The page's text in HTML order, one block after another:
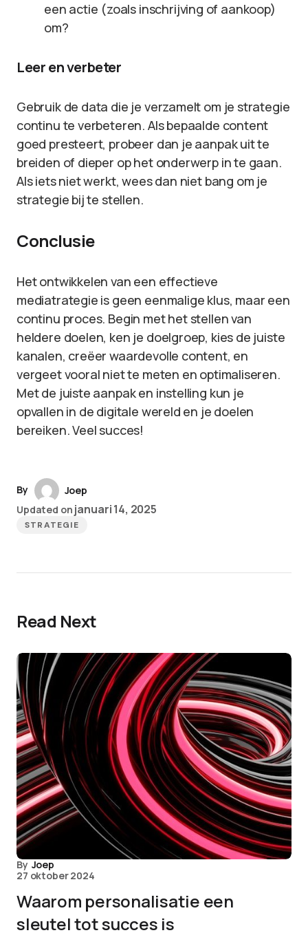
een actie (zoals inschrijving of aankoop)
om?
Leer en verbeter
Gebruik de data die je verzamelt om je strategie
continu te verbeteren. Als bepaalde content
goed presteert, probeer dan je aanpak uit te
breiden of dieper op het onderwerp in te gaan.
Als iets niet werkt, wees dan niet bang om je
strategie bij te stellen.
Conclusie
Het ontwikkelen van een effectieve
mediatrategie is geen eenmalige klus, maar een
continu proces. Begin met het stellen van
heldere doelen, ken je doelgroep, kies de juiste
kanalen, creëer waardevolle content, en
vergeet vooral niet te meten en optimaliseren.
Met de juiste aanpak en instelling kun je
opvallen in de digitale wereld en je doelen
bereiken. Veel succes!
By
Joep
Updated on januari 14, 2025
STRATEGIE
Read Next
By Joep
27 oktober 2024
Waarom personalisatie een
sleutel tot succes is